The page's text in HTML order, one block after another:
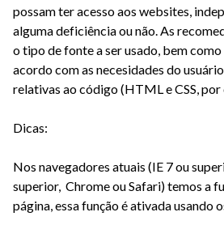
possam ter acesso aos websites,
alguma deficiência ou não. As
o tipo de fonte a ser usado, bem como
acordo com as necesidades do
relativas ao código (HTML e CSS, por
Dicas:
Nos navegadores atuais (IE 7 ou
superior, Chrome ou Safari) temos a
página, essa função é ativada usando